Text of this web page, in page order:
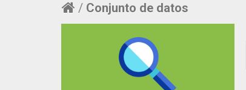
Conjunto de datos